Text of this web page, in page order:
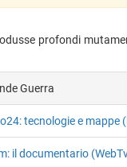
profondi
Guerra
tecnologie e mappe
il documentario